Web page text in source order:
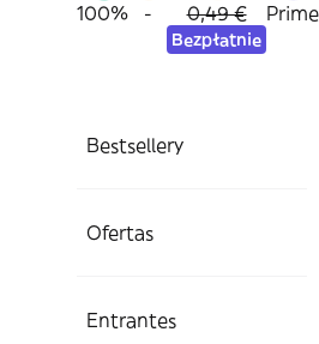
100% - 0,49 €
Bezpłatnie
Prime
Bestsellery
Ofertas
Entrantes